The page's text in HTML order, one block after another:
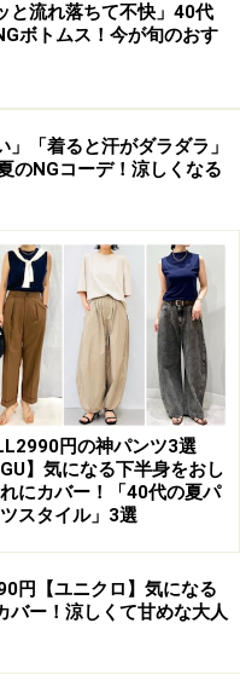
ク
したいもの。特にボト
注意をはらってみてく
ップラインが目立って
えるというより、逆に
まいます。ウエストで
ももに合わせたサイズ
はなくスタイル良
場合、多くの女性は小
ているという満足感が
小さなサイズを着たか
いのです。身体にぴっ
と流れ落ちて不快」40代
ボトムス！今が旬のおす
」「着ると汗がダラダラ」
のNGコーデ！涼しくなる
円の神パンツ3選
GU】気になる下半身をおし
にカバー！「40代の夏パ
スタイル」3選
円【ユニクロ】気になる
バー！涼しくて甘めな大人